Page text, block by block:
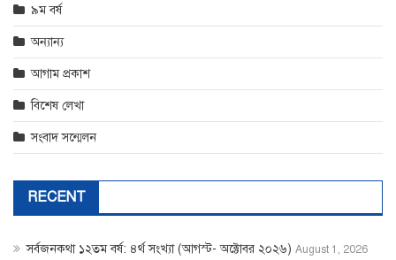
৯ম বর্ষ
অন্যান্য
আগাম প্রকাশ
বিশেষ লেখা
সংবাদ সন্মেলন
RECENT
সর্বজনকথা ১২তম বর্ষ: ৪র্থ সংখ্যা (আগস্ট- অক্টোবর ২০২৬) August 1, 2026